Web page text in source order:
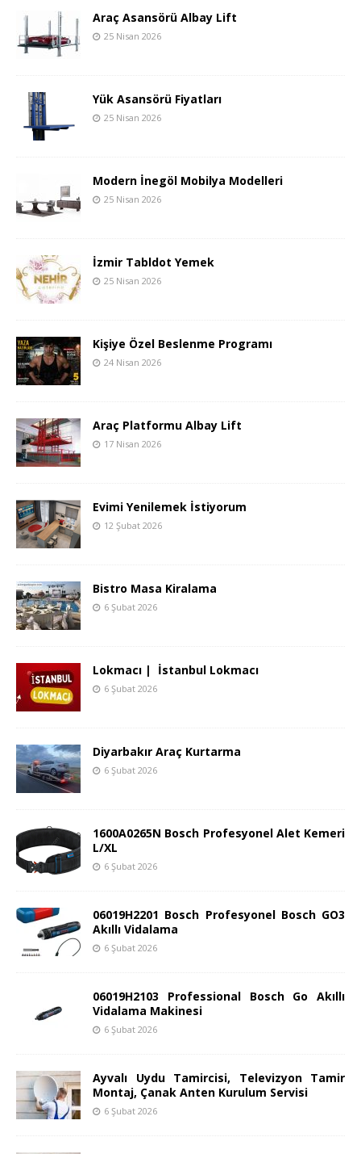
Araç Asansörü Albay Lift
25 Nisan 2026
Yük Asansörü Fiyatları
25 Nisan 2026
Modern İnegöl Mobilya Modelleri
25 Nisan 2026
İzmir Tabldot Yemek
25 Nisan 2026
Kişiye Özel Beslenme Programı
24 Nisan 2026
Araç Platformu Albay Lift
17 Nisan 2026
Evimi Yenilemek İstiyorum
12 Şubat 2026
Bistro Masa Kiralama
6 Şubat 2026
Lokmacı | İstanbul Lokmacı
6 Şubat 2026
Diyarbakır Araç Kurtarma
6 Şubat 2026
1600A0265N Bosch Profesyonel Alet Kemeri
L/XL
6 Şubat 2026
06019H2201 Bosch Profesyonel Bosch GO3
Akıllı Vidalama
6 Şubat 2026
06019H2103 Professional Bosch Go Akıllı
Vidalama Makinesi
6 Şubat 2026
Ayvalı Uydu Tamircisi, Televizyon Tamir
Montaj, Çanak Anten Kurulum Servisi
6 Şubat 2026